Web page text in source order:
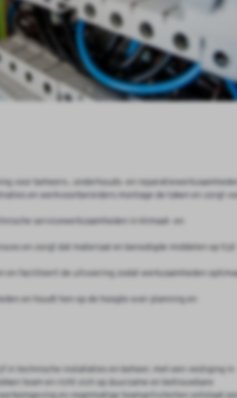
voor beheers‑, onderhouds‑ en
en werkvoorbereiders montage de taken en zorgt
servicewerkzaamheden in klimaat‑ en
en zorgt dat materiaal en benodigde middelen op tijd
en faciliteert de uitvoering zodat werkzaamheden
en houdt hen op de hoogte over planning en
in technische installaties en beheer, met een vestiging in
team en richt zich op duurzame en betrouwbare
en regelmatige teamactiviteiten ontstaat